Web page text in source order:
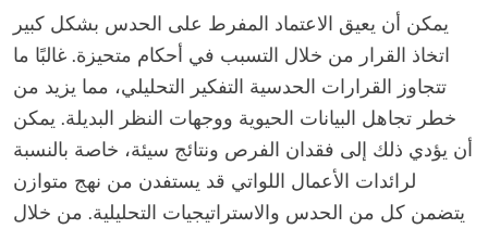
يمكن أن يعيق الاعتماد المفرط على الحدس بشكل كبير
اتخاذ القرار من خلال التسبب في أحكام متحيزة. غالبًا ما
تتجاوز القرارات الحدسية التفكير التحليلي، مما يزيد من
خطر تجاهل البيانات الحيوية ووجهات النظر البديلة. يمكن
أن يؤدي ذلك إلى فقدان الفرص ونتائج سيئة، خاصة بالنسبة
لرائدات الأعمال اللواتي قد يستفدن من نهج متوازن
يتضمن كل من الحدس والاستراتيجيات التحليلية. من خلال